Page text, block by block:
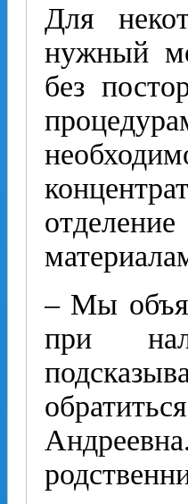
Для
нужный
без
– Мы
при